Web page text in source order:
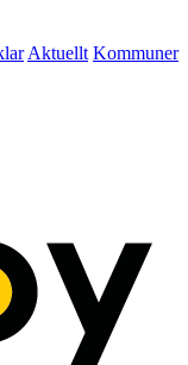
Aktuellt Kommuner